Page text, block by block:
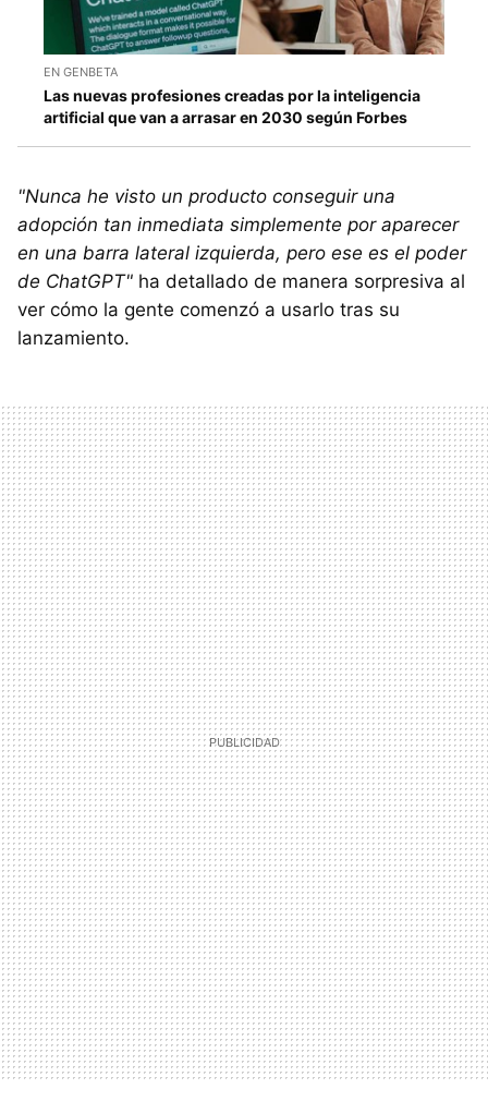
EN GENBETA
Las nuevas profesiones creadas por la inteligencia
artificial que van a arrasar en 2030 según Forbes
"Nunca he visto un producto conseguir una
adopción tan inmediata simplemente por aparecer
en una barra lateral izquierda, pero ese es el poder
de ChatGPT" ha detallado de manera sorpresiva al
ver cómo la gente comenzó a usarlo tras su
lanzamiento.